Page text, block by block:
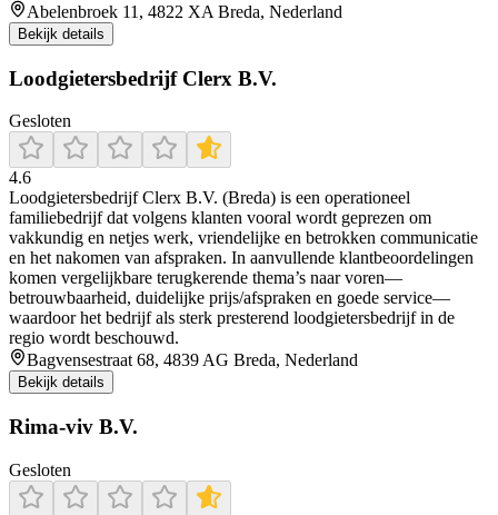
Abelenbroek 11, 4822 XA Breda, Nederland
Bekijk details
Loodgietersbedrijf Clerx B.V.
Gesloten
4.6
Loodgietersbedrijf Clerx B.V. (Breda) is een operationeel
familiebedrijf dat volgens klanten vooral wordt geprezen om
vakkundig en netjes werk, vriendelijke en betrokken communicatie
en het nakomen van afspraken. In aanvullende klantbeoordelingen
komen vergelijkbare terugkerende thema’s naar voren—
betrouwbaarheid, duidelijke prijs/afspraken en goede service—
waardoor het bedrijf als sterk presterend loodgietersbedrijf in de
regio wordt beschouwd.
Bagvensestraat 68, 4839 AG Breda, Nederland
Bekijk details
Rima-viv B.V.
Gesloten